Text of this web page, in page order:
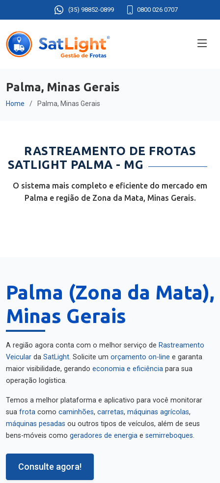
(35) 98852-0899 0800 026 0707
Palma, Minas Gerais
Home Palma, Minas Gerais
RASTREAMENTO DE FROTAS
SATLIGHT PALMA - MG
O sistema mais completo e eficiente do mercado em
Palma e região de Zona da Mata, Minas Gerais.
Palma (Zona da Mata),
Minas Gerais
A região agora conta com o melhor serviço de Rastreamento
Veicular da SatLight. Solicite um orçamento on-line e garanta
maior visibilidade, gerando economia e eficiência para sua
operação logística.
Temos a melhor plataforma e aplicativo para você monitorar
sua frota como caminhões, carretas, máquinas agrícolas,
máquinas pesadas ou outros tipos de veículos, além de seus
bens-móveis como geradores de energia e semirreboques.
Consulte agora!